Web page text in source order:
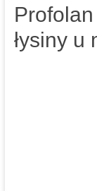
łysiny u